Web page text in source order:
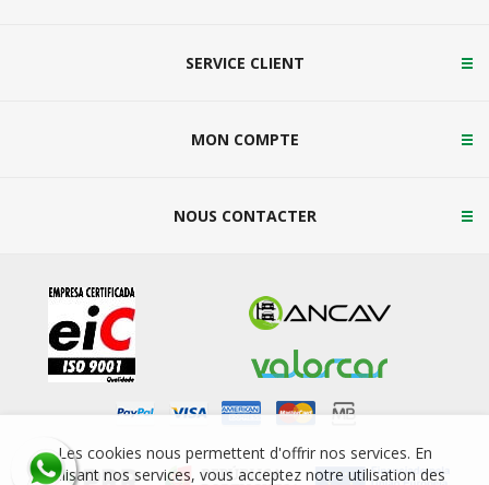
SERVICE CLIENT
MON COMPTE
NOUS CONTACTER
Les cookies nous permettent d'offrir nos services. En
utilisant nos services, vous acceptez notre utilisation des